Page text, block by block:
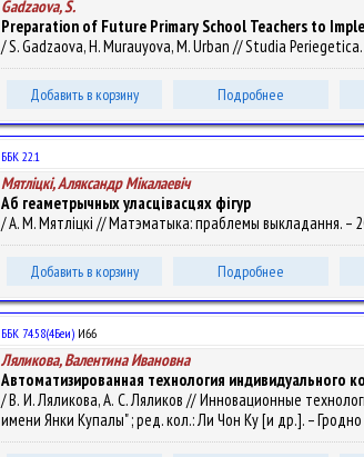
Gadzaova, S.
Preparation of Future Primary School Teachers to
/ S. Gadzaova, H. Murauyova, M. Urban // Studia
Добавить в корзину Подробнее
ББК 22.1
Мятліцкі, Аляксандр Мікалаевіч
Аб геаметрычных уласцівасцях фігур
/ А. М. Мятліцкі // Матэматыка: праблемы выкладання. –
Добавить в корзину Подробнее
ББК 74.58(4Беи) И66
Ляликова, Валентина Ивановна
Автоматизированная технология индивидуального
/ В. И. Ляликова, А. С. Ляликов // Инновационные
имени Янки Купалы" ; ред. кол.: Ли Чон Ку [и др.]. – Гродно